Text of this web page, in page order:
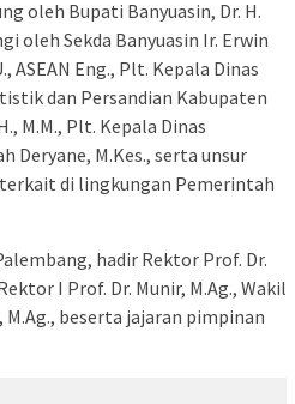
oleh Bupati Banyuasin, Dr. H.
oleh Sekda Banyuasin Ir. Erwin
ASEAN Eng., Plt. Kepala Dinas
dan Persandian Kabupaten
M.M., Plt. Kepala Dinas
Deryane, M.Kes., serta unsur
di lingkungan Pemerintah
hadir Rektor Prof. Dr.
I Prof. Dr. Munir, M.Ag., Wakil
M.Ag., beserta jajaran pimpinan